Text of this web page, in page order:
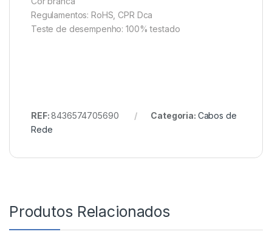
Regulamentos: RoHS, CPR Dca
Teste de desempenho: 100% testado
REF:8436574705690 Categoria: Cabos de
Rede
Produtos Relacionados